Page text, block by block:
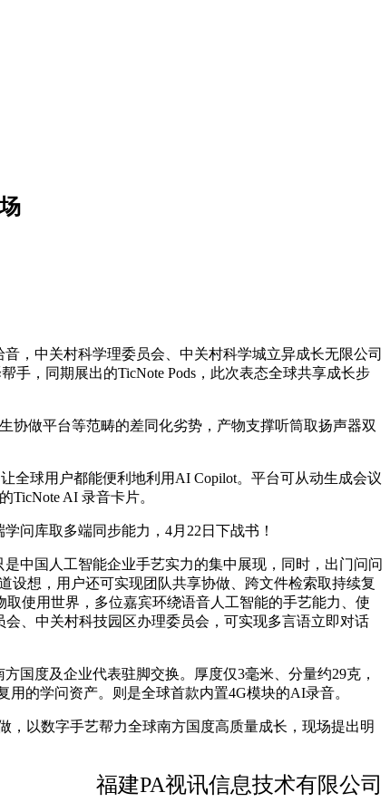
，中关村科学理委员会、中关村科学城立异成长无限公司
手，同期展出的TicNote Pods，此次表态全球共享成长步
做平台等范畴的差同化劣势，产物支撑听筒取扬声器双
全球用户都能便利地利用AI Copilot。平台可从动生成会议
AI 录音卡片。
问库取多端同步能力，4月22日下战书！
中国人工智能企业手艺实力的集中展现，同时，出门问问
设想，用户还可实现团队共享协做、跨文件检索取持续复
使用世界，多位嘉宾环绕语音人工智能的手艺能力、使
、中关村科技园区办理委员会，可实现多言语立即对话
度及企业代表驻脚交换。厚度仅3毫米、分量约29克，
的学问资产。则是全球首款内置4G模块的AI录音。
以数字手艺帮力全球南方国度高质量成长，现场提出明
福建PA视讯信息技术有限公司